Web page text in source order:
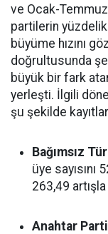
ve Ocak-
partilerin
büyüme hızını
doğrultusunda
büyük bir fark
yerleşti. İlgili
şu şekilde
Bağımsız
üye sayısını
263,49
Anahtar